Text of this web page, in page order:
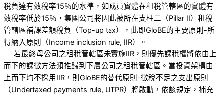
稅負達有效稅率15％的水準，如成員實體在租稅管轄區的實體有
效稅率低於15％，集團公司將因此被所在支柱二（Pillar II）租稅
管轄區補課差額稅負（Top-up tax），此即GloBE的主要原則-所
得納入原則（Income inclusion rule, IIR）。
若最終母公司之租稅管轄區未實施IIR，則優先課稅權將依由上
而下的課徵方法類推歸到下層公司之租稅管轄區。當投資架構由
上而下均不採用IIR，則GloBE的替代原則-徵稅不足之支出原則
（Undertaxed payments rule, UTPR）將啟動，依該規定，補充